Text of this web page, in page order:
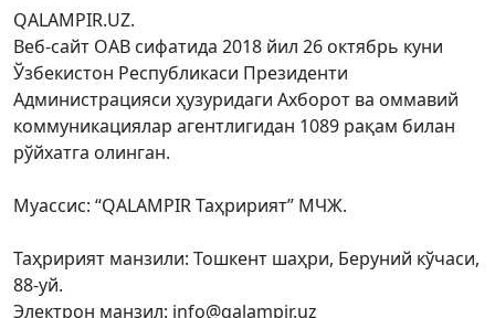
QALAMPIR.UZ.
Веб-сайт ОАВ сифатида 2018 йил 26 октябрь куни
Ўзбекистон Республикаси Президенти
Администрацияси ҳузуридаги Ахборот ва оммавий
коммуникациялар агентлигидан 1089 рақам билан
рўйхатга олинган.
Муассис: “QALAMPIR Таҳририят” МЧЖ.
Таҳририят манзили: Тошкент шаҳри, Беруний кўчаси,
88-уй.
Электрон манзил: info@qalampir.uz